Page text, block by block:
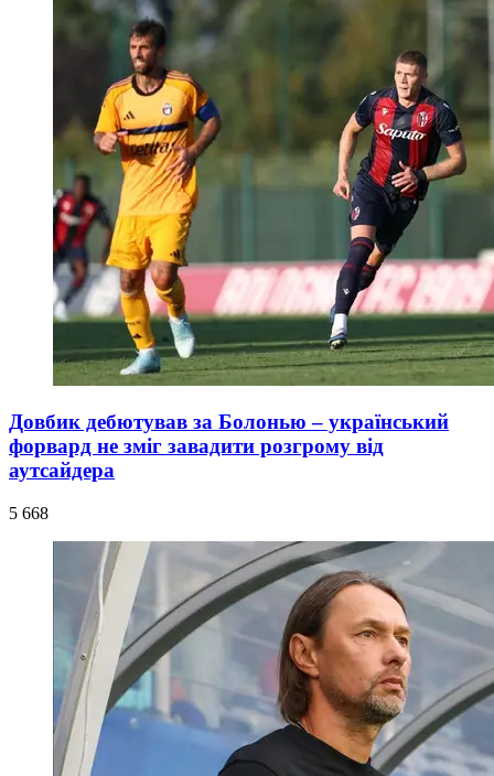
Довбик дебютував за Болонью – український
форвард не зміг завадити розгрому від
аутсайдера
5 668